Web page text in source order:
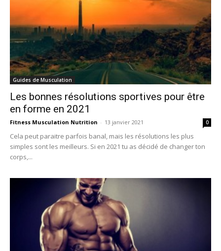
Guides de Musculation
Les bonnes résolutions sportives pour être
en forme en 2021
Fitness Musculation Nutrition - 13 janvier 2021 0
Cela peut paraitre parfois banal, mais les résolutions les plus
simples sont les meilleurs. Si en 2021 tu as décidé de changer ton
corps,...